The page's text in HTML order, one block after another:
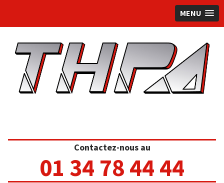
MENU
Contactez-nous au
01 34 78 44 44